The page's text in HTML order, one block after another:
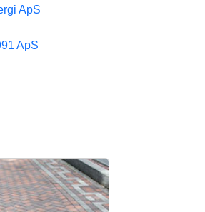
ApS
ApS